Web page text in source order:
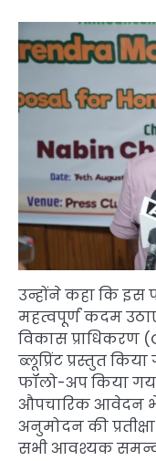
उन्होंने कहा कि
महत्वपूर्ण कदम
विकास प्राधिकरण
ब्लूप्रिंट प्रस्तुत
फॉलो-अप किया
औपचारिक आवेदन
अनुमोदन की
सभी आवश्यक